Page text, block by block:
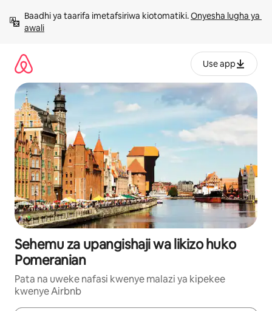
kwenda
kwenye
Baadhi ya taarifa imetafsiriwa kiotomatiki. Onyesha lugha ya
awali
Use app
Sehemu za upangishaji wa likizo huko
Pomeranian
Pata na uweke nafasi kwenye malazi ya kipekee
kwenye Airbnb